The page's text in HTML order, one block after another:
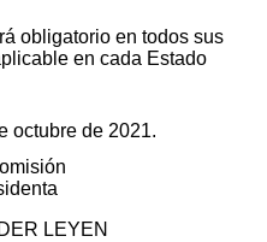
obligatorio en todos sus
en cada Estado
octubre de 2021.
LEYEN